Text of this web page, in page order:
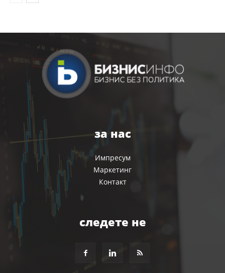
за нас
Импресум
Маркетинг
Контакт
следете не